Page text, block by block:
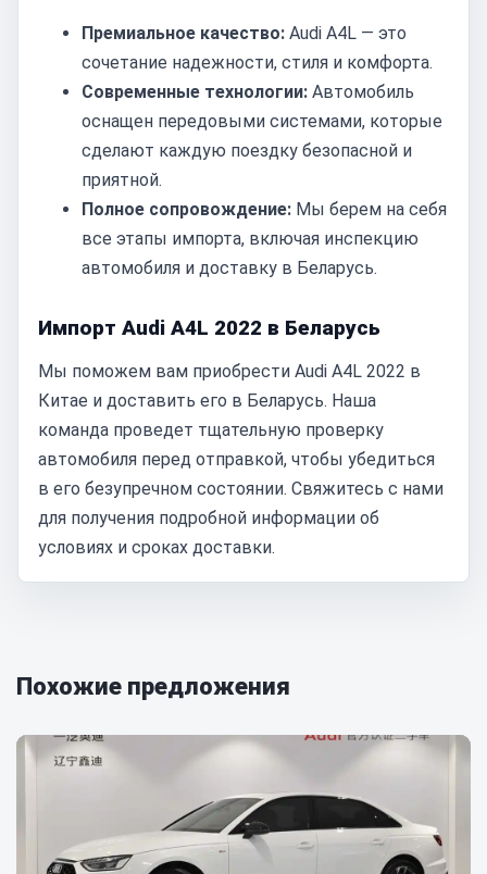
Премиальное качество: Audi A4L — это
сочетание надежности, стиля и комфорта.
Современные технологии: Автомобиль
оснащен передовыми системами, которые
сделают каждую поездку безопасной и
приятной.
Полное сопровождение: Мы берем на себя
все этапы импорта, включая инспекцию
автомобиля и доставку в Беларусь.
Импорт Audi A4L 2022 в Беларусь
Мы поможем вам приобрести Audi A4L 2022 в
Китае и доставить его в Беларусь. Наша
команда проведет тщательную проверку
автомобиля перед отправкой, чтобы убедиться
в его безупречном состоянии. Свяжитесь с нами
для получения подробной информации об
условиях и сроках доставки.
Похожие предложения